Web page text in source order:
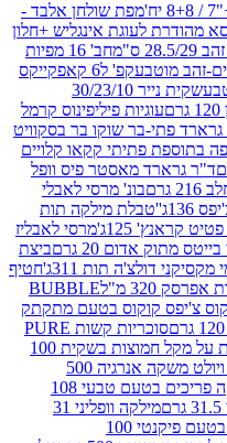
מפת שולחן אלבד -
מהודרת לעוגת אינגליש +חלון
ס"מ
חב' 16 מפיות
קפ' ל6 קאפקייקס
שקית נייר 30/23/10
עוגיות פיליפינוס קרמל
פתי-בר שוקו בר בסקוויט
בתוספת פתיתי קקאו קלויים
ד"ר גרארד מאסטר פיס וופל
בונ' מרסי לאבלי
136ג'
'טבלת מילקה תות
קראנץ' 125ג'
מרסי לאבליז
מתוק אדום 20 גרם
ביצת
מקסיקני דולצ'ה תות 311ג'
חטיף
BUBBLE
צ'יפס קוקוס בטעם מתקתק
סוכריות קשות PURE
סאוור מדנס סוכריות על מקל חמוצות בשקית 100
מונסטר (סגול) אולטרה ויולט משקה אנרגיה 500
סנאפי חטיפי אפונה ירוקה פריכים בטעם טבעי 108
מילקה וופליני 31
חטיף סטייל קוריאה אורז בטעם פיקנטי 100